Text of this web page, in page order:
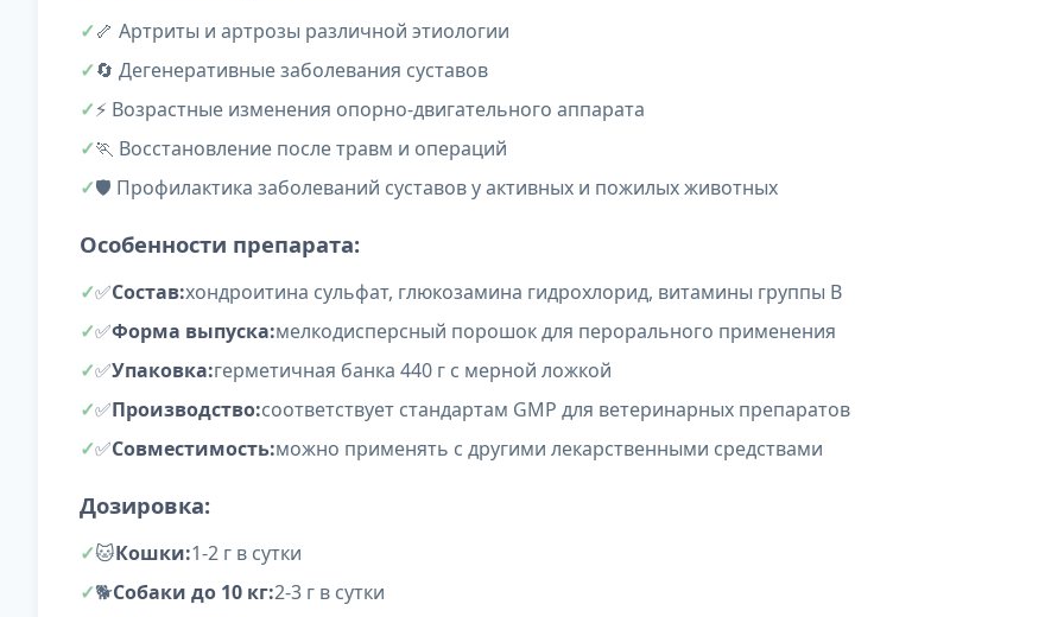
🦴 Артриты и артрозы различной этиологии
🔄 Дегенеративные заболевания суставов
⚡ Возрастные изменения опорно-двигательного аппарата
🏃 Восстановление после травм и операций
🛡️ Профилактика заболеваний суставов у активных и пожилых животных
Особенности препарата:
✅Состав:хондроитина сульфат, глюкозамина гидрохлорид, витамины группы B
✅Форма выпуска:мелкодисперсный порошок для перорального применения
✅Упаковка:герметичная банка 440 г с мерной ложкой
✅Производство:соответствует стандартам GMP для ветеринарных препаратов
✅Совместимость:можно применять с другими лекарственными средствами
Дозировка:
🐱Кошки:1-2 г в сутки
🐕Собаки до 10 кг:2-3 г в сутки